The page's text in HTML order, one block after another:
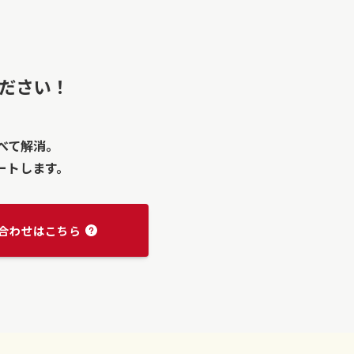
さい！
て解消。
します。
わせはこちら